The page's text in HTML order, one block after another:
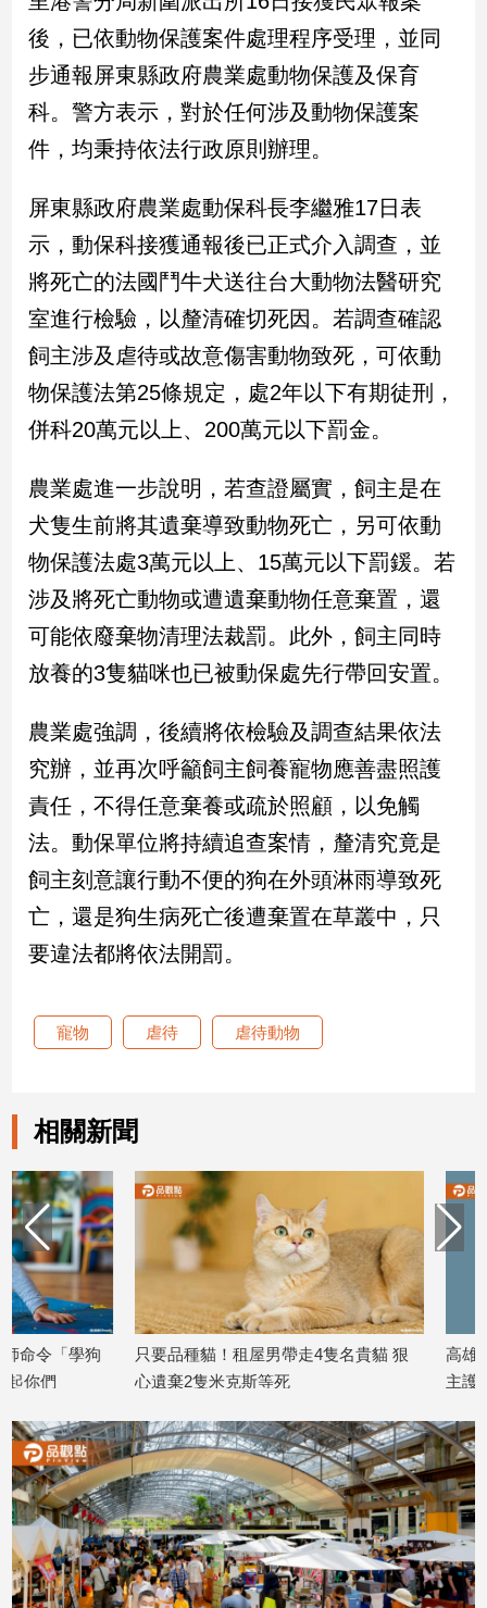
娛
樂
樂
聞
流
行/
時
星
生
建
築/
室
內
設
計
旅
遊/
食
星
命
理
消
費
健
康/
親
感
／
文
／
電
影
推
薦
科
技/
遊
戲
動
寵
物
Pet
影
後，已依動物保護案件處理程序受理，並同
步通報屏東縣政府農業處動物保護及保育
科。警方表示，對於任何涉及動物保護案
件，均秉持依法行政原則辦理。
屏東縣政府農業處動保科長李繼雅17日表
示，動保科接獲通報後已正式介入調查，並
將死亡的法國鬥牛犬送往台大動物法醫研究
室進行檢驗，以釐清確切死因。若調查確認
飼主涉及虐待或故意傷害動物致死，可依動
物保護法第25條規定，處2年以下有期徒刑，
併科20萬元以上、200萬元以下罰金。
農業處進一步說明，若查證屬實，飼主是在
犬隻生前將其遺棄導致動物死亡，另可依動
物保護法處3萬元以上、15萬元以下罰鍰。若
涉及將死亡動物或遭遺棄動物任意棄置，還
可能依廢棄物清理法裁罰。此外，飼主同時
放養的3隻貓咪也已被動保處先行帶回安置。
農業處強調，後續將依檢驗及調查結果依法
究辦，並再次呼籲飼主飼養寵物應善盡照護
責任，不得任意棄養或疏於照顧，以免觸
法。動保單位將持續追查案情，釐清究竟是
飼主刻意讓行動不便的狗在外頭淋雨導致死
亡，還是狗生病死亡後遭棄置在草叢中，只
要違法都將依法開罰。
寵物 虐待 虐待動物
相關新聞
只要品種貓！租屋男帶走4隻名貴貓 狠
心遺棄2隻米克斯等死
高雄男遛狗不繫繩
主護愛犬摔傷提告